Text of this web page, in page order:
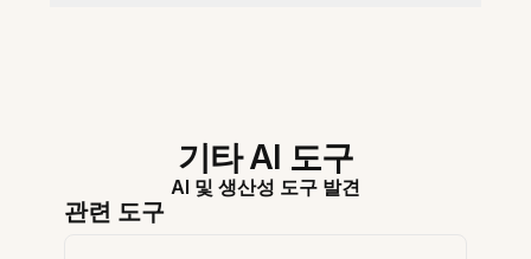
기타 AI 도구
AI 및 생산성 도구 발견
관련 도구